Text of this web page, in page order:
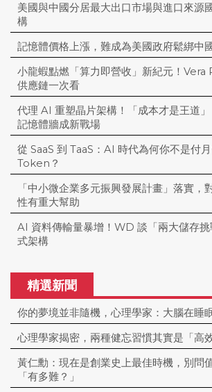
美國與中國分居最大出口市場與進口來源
構
記憶體價格上漲，難成為美國政府鬆綁中
小龍蝦點燃「算力即營收」新紀元！Vera
供應鏈一次看
代理 AI 重塑晶片架構！「成本才是王道
記憶體牆成新戰場
從 SaaS 到 TaaS：AI 時代為何你不是付
Token？
「中小微企業多元振興發展計畫」落實，
性有重大幫助
AI 資料傳輸量暴增！WD 談「兩大儲存
式架構
精選新聞
你的夢境並非隨機，心理學家：大腦在睡
心理學家揭密，兩種健忘習慣其實是「高
黃仁勳：現在是創業史上最佳時機，別問
「有多難？」